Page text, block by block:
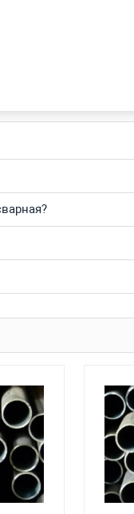
78 всегда в
самую быструю